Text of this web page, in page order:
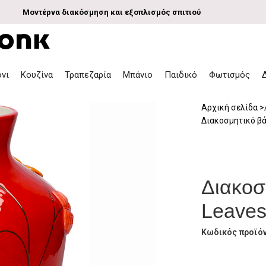
Μοντέρνα διακόσμηση και εξοπλισμός σπιτιού
Κουζίνα Τραπεζαρία Μπάνιο Παιδικό Φωτισμός
Αρχική σελίδα
Διακοσμητικό
Κωδικός